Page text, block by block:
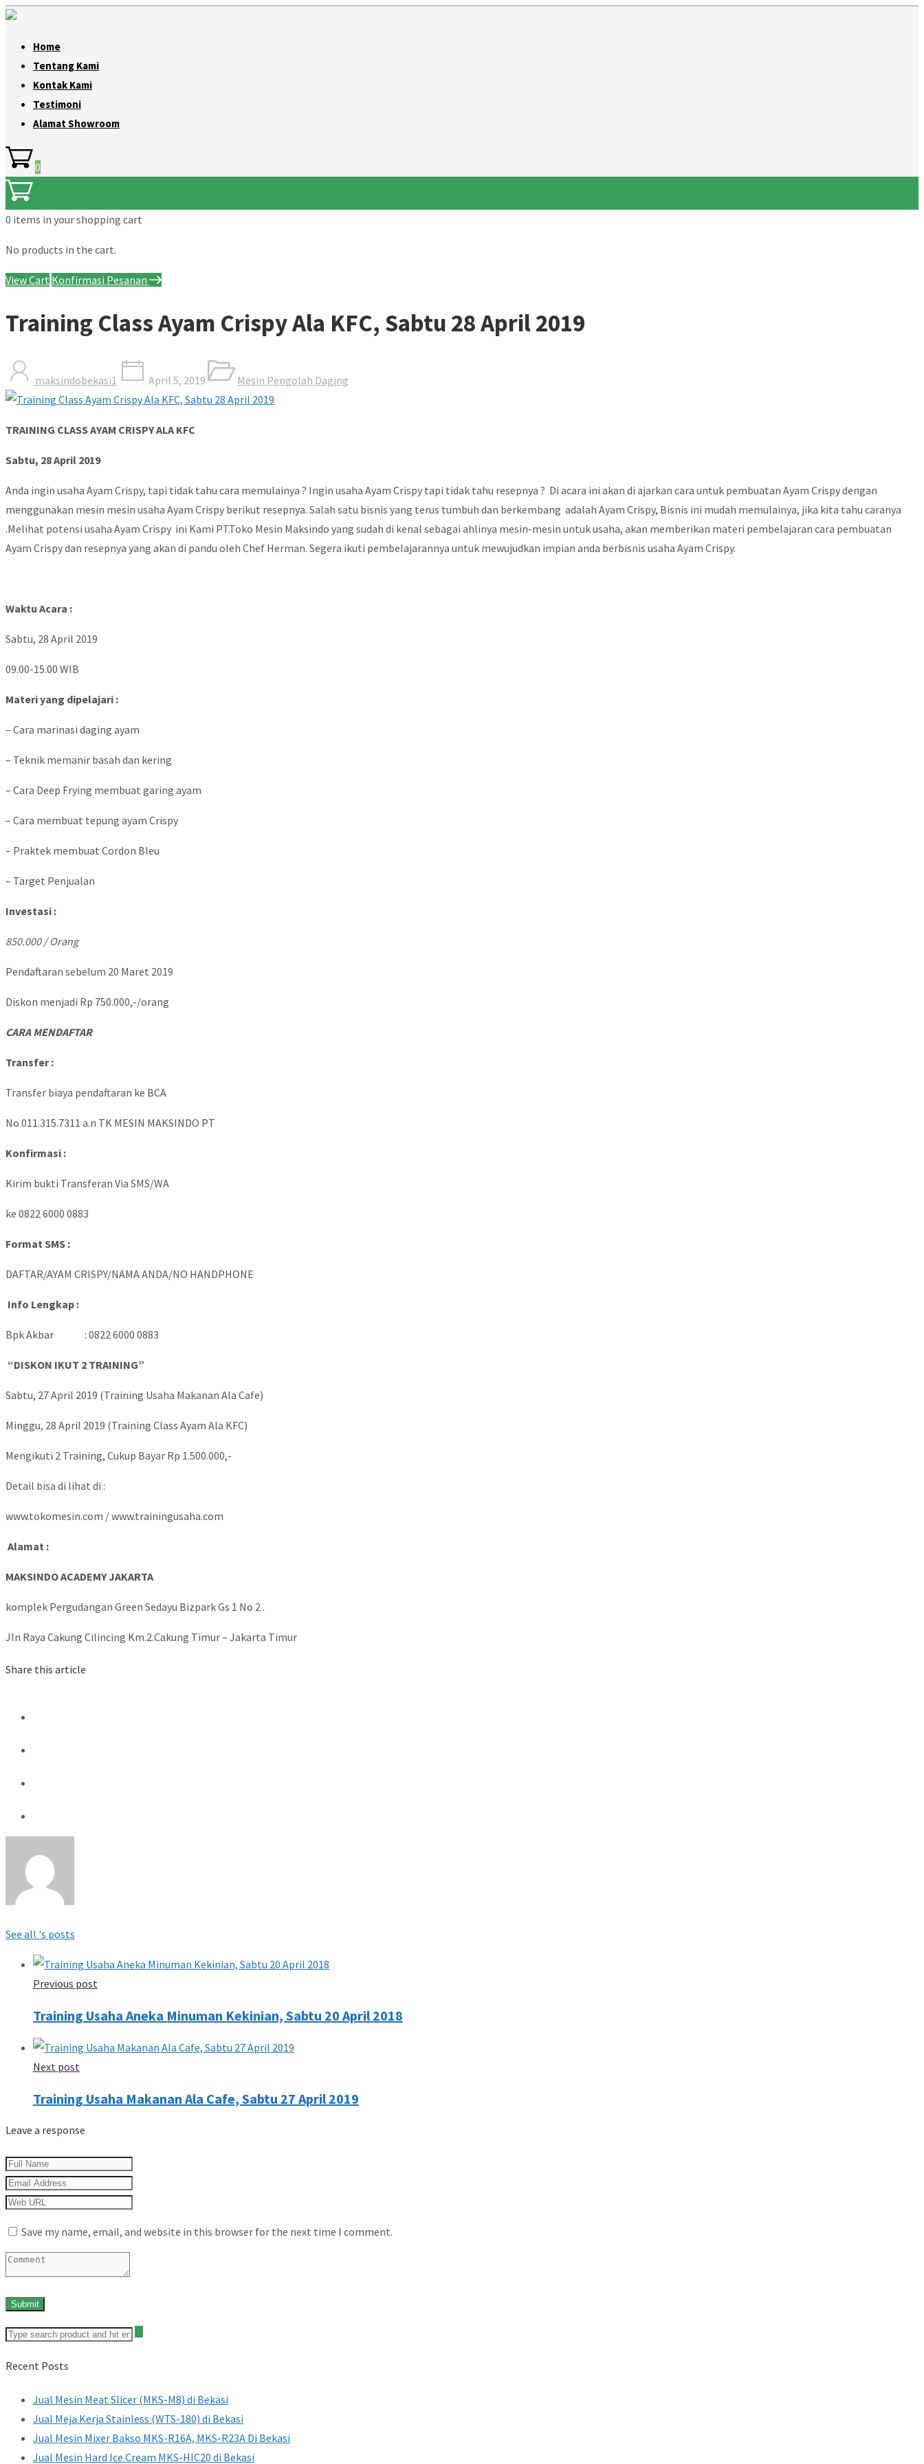
Home
Tentang Kami
Kontak Kami
Testimoni
Alamat Showroom
0
0 items in your shopping cart
No products in the cart.
View Cart Konfirmasi Pesanan
Training Class Ayam Crispy Ala KFC, Sabtu 28 April 2019
maksindobekasi1 April 5, 2019 Mesin Pengolah Daging
TRAINING CLASS AYAM CRISPY ALA KFC
Sabtu, 28 April 2019
Anda ingin usaha Ayam Crispy, tapi tidak tahu cara memulainya ? Ingin usaha Ayam Crispy tapi tidak tahu resepnya ? Di acara ini akan di ajarkan cara untuk pembuatan Ayam Crispy dengan
menggunakan mesin mesin usaha Ayam Crispy berikut resepnya. Salah satu bisnis yang terus tumbuh dan berkembang adalah Ayam Crispy, Bisnis ini mudah memulainya, jika kita tahu caranya
.Melihat potensi usaha Ayam Crispy ini Kami PT.Toko Mesin Maksindo yang sudah di kenal sebagai ahlinya mesin-mesin untuk usaha, akan memberikan materi pembelajaran cara pembuatan
Ayam Crispy dan resepnya yang akan di pandu oleh Chef Herman. Segera ikuti pembelajarannya untuk mewujudkan impian anda berbisnis usaha Ayam Crispy.
Waktu Acara :
Sabtu, 28 April 2019
09.00-15.00 WIB
Materi yang dipelajari :
– Cara marinasi daging ayam
– Teknik memanir basah dan kering
– Cara Deep Frying membuat garing ayam
– Cara membuat tepung ayam Crispy
– Praktek membuat Cordon Bleu
– Target Penjualan
Investasi :
850.000 / Orang
Pendaftaran sebelum 20 Maret 2019
Diskon menjadi Rp 750.000,-/orang
CARA MENDAFTAR
Transfer :
Transfer biaya pendaftaran ke BCA
No 011.315.7311 a.n TK MESIN MAKSINDO PT
Konfirmasi :
Kirim bukti Transferan Via SMS/WA
ke 0822 6000 0883
Format SMS :
DAFTAR/AYAM CRISPY/NAMA ANDA/NO HANDPHONE
Info Lengkap :
Bpk Akbar : 0822 6000 0883
“DISKON IKUT 2 TRAINING”
Sabtu, 27 April 2019 (Training Usaha Makanan Ala Cafe)
Minggu, 28 April 2019 (Training Class Ayam Ala KFC)
Mengikuti 2 Training, Cukup Bayar Rp 1.500.000,-
Detail bisa di lihat di :
www.tokomesin.com / www.trainingusaha.com
Alamat :
MAKSINDO ACADEMY JAKARTA
komplek Pergudangan Green Sedayu Bizpark Gs 1 No 2 .
Jln Raya Cakung Cilincing Km.2.Cakung Timur – Jakarta Timur
Share this article
See all 's posts
Previous post
Training Usaha Aneka Minuman Kekinian, Sabtu 20 April 2018
Next post
Training Usaha Makanan Ala Cafe, Sabtu 27 April 2019
Leave a response
Save my name, email, and website in this browser for the next time I comment.
Recent Posts
Jual Mesin Meat Slicer (MKS-M8) di Bekasi
Jual Meja Kerja Stainless (WTS-180) di Bekasi
Jual Mesin Mixer Bakso MKS-R16A, MKS-R23A Di Bekasi
Jual Mesin Hard Ice Cream MKS-HIC20 di Bekasi